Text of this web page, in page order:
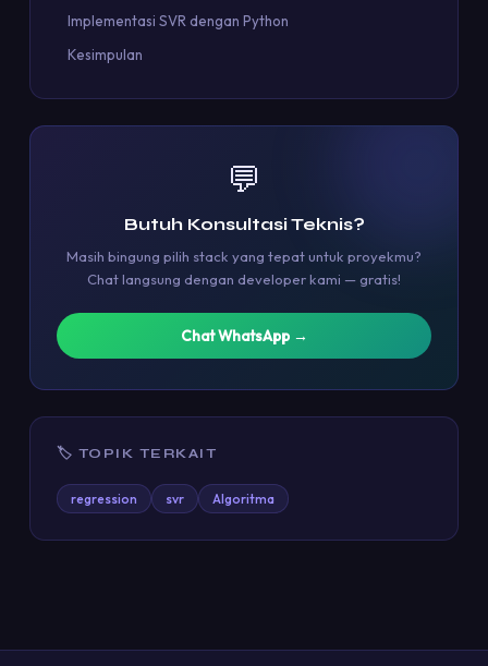
Implementasi SVR dengan Python
Kesimpulan
💬
Butuh Konsultasi Teknis?
Masih bingung pilih stack yang tepat untuk proyekmu?
Chat langsung dengan developer kami — gratis!
Chat WhatsApp →
🏷 TOPIK TERKAIT
regression svr Algoritma